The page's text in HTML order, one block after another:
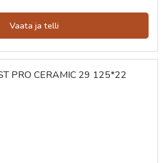
Vaata ja telli